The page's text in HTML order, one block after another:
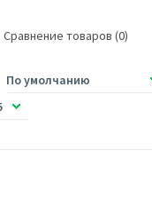
Сравнение товаров (0)